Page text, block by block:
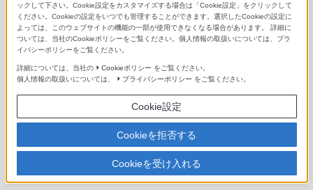
FE 16mm F1.8 G
FE 20mm F1.8 G
FE 24mm F1.4 GM
FE 28mm F2
FE 35mm F1.4 GM
Distagon T* FE 35mm F1.4 ZA
ックして下さい。Cookie設定をカスタマイズする場合は「Cookie設定」をクリックして
ください。Cookieの設定をいつでも管理することができます。選択したCookieの設定に
よっては、このウェブサイトの機能の一部が使用できなくなる場合があります。 詳細に
ついては、当社のCookieポリシーをご覧ください。個人情報の取扱いについては、プラ
イバシーポリシーをご覧ください。
詳細については、当社の Cookieポリシー をご覧ください。
個人情報の取扱いについては、
プライバシーポリシー をご覧ください。
Cookie設定
Cookieを拒否する
Cookieを受け入れる